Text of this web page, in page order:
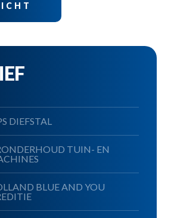
DIEFSTAL
TUIN- EN
BLUE AND YOU